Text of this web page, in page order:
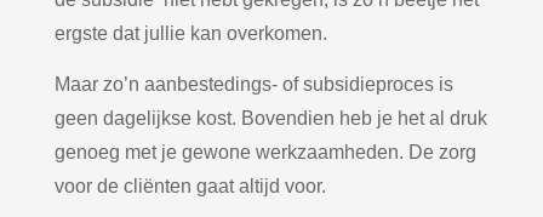
ergste dat jullie kan overkomen.
Maar zo’n aanbestedings- of subsidieproces is
geen dagelijkse kost. Bovendien heb je het al druk
genoeg met je gewone werkzaamheden. De zorg
voor de cliënten gaat altijd voor.